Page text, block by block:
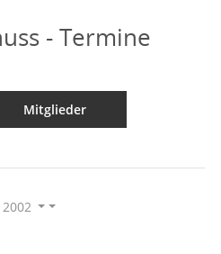
- Termine
Mitglieder
2002